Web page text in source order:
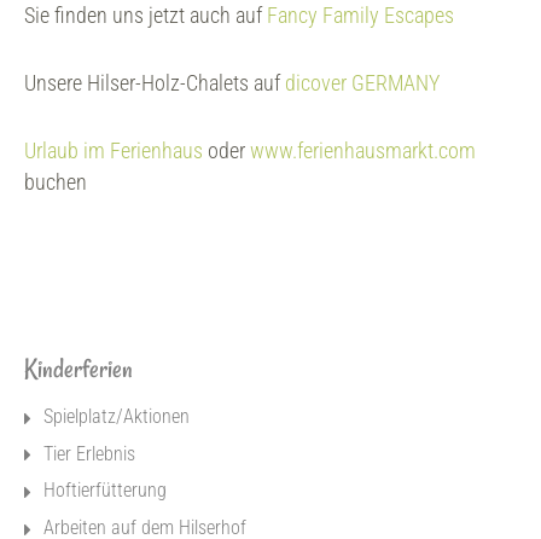
Sie finden uns jetzt auch aufFancy Family Escapes
Unsere Hilser-Holz-Chalets aufdicover GERMANY
Urlaub im Ferienhaus oderwww.ferienhausmarkt.com
buchen
Kinderferien
Spielplatz/Aktionen
Tier Erlebnis
Hoftierfütterung
Arbeiten auf dem Hilserhof